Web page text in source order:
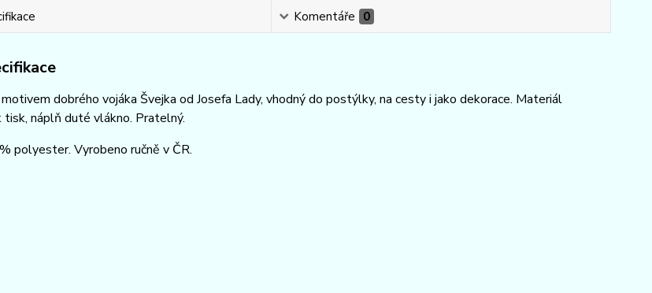
Komentáře 0
dobrého vojáka Švejka od Josefa Lady, vhodný do postýlky, na cesty i jako dekorace. Materiál
tisk, náplň duté vlákno. Pratelný.
polyester. Vyrobeno ručně v ČR.